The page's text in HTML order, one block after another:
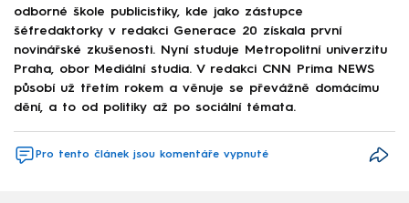
odborné škole publicistiky, kde jako zástupce
šéfredaktorky v redakci Generace 20 získala první
novinářské zkušenosti. Nyní studuje Metropolitní univerzitu
Praha, obor Mediální studia. V redakci CNN Prima NEWS
působí už třetím rokem a věnuje se převážně domácímu
dění, a to od politiky až po sociální témata.
Pro tento článek jsou komentáře vypnuté